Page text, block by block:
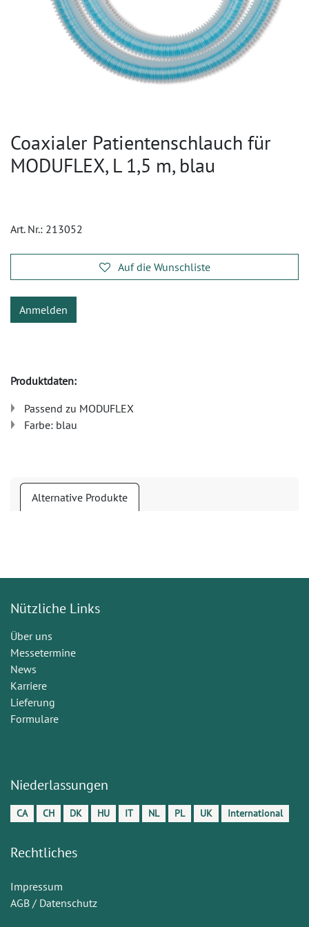
Coaxialer Patientenschlauch für
MODUFLEX, L 1,5 m, blau
Art. Nr.: 213052
Auf die Wunschliste
Anmelden
Produktdaten:
Passend zu MODUFLEX
Farbe: blau
Alternative Produkte
Nützliche Links
Über uns
Messetermine
News
Karriere
Lieferung
Formulare
Niederlassungen
CA CH DK HU IT NL PL UK International
Rechtliches
Impressum
AGB / Datenschutz